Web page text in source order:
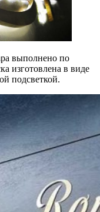
выполнено по
изготовлена в виде
подсветкой.